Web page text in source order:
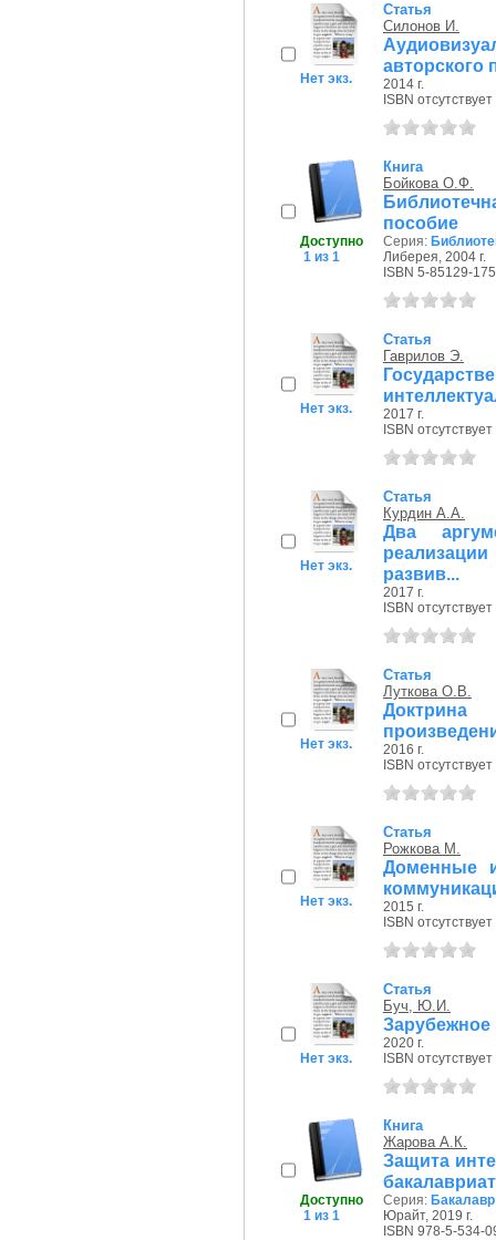
Нет экз.
Статья
Силонов И.
авторского
2014 г.
ISBN отсутствует
Доступно
1 из 1
Книга
Бойкова О.Ф.
пособие
Серия:
Либерея, 2004 г.
ISBN 5-85129-
Нет экз.
Статья
Гаврилов Э.
2017 г.
ISBN отсутствует
Нет экз.
Статья
Курдин А.А.
Два
развив...
2017 г.
ISBN отсутствует
Нет экз.
Статья
Луткова О.В.
2016 г.
ISBN отсутствует
Нет экз.
Статья
Рожкова М.
Доменные
2015 г.
ISBN отсутствует
Нет экз.
Статья
Буч, Ю.И.
Зарубежное
2020 г.
ISBN отсутствует
Доступно
1 из 1
Книга
Жарова А.К.
Защита
Серия:
Юрайт, 2019 г.
ISBN 978-5-534-